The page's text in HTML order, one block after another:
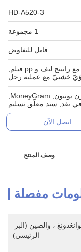
HD-A520-3
1 مجموعة
قابل للتفاوض
ach وضع مجموعة يحمي مع راتينج ليف و pp فيلم,
خشبيّ مع عملية رجل
في نقد, سند معلّق تسليم
اتصل الآن
وصف المنتج
مفصلة
الرئيسي)